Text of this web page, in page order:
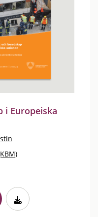
i Europeiska